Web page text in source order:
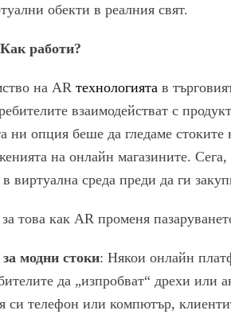
обекти в реалния свят.
работи?
на AR технологията в
взаимодействат с
ни опция беше да гледаме
на онлайн магазините.
виртуална среда преди да ги
това как AR променя
модни стоки: Някои онлайн
да „изпробват“ дрехи или
си телефон или компютър,